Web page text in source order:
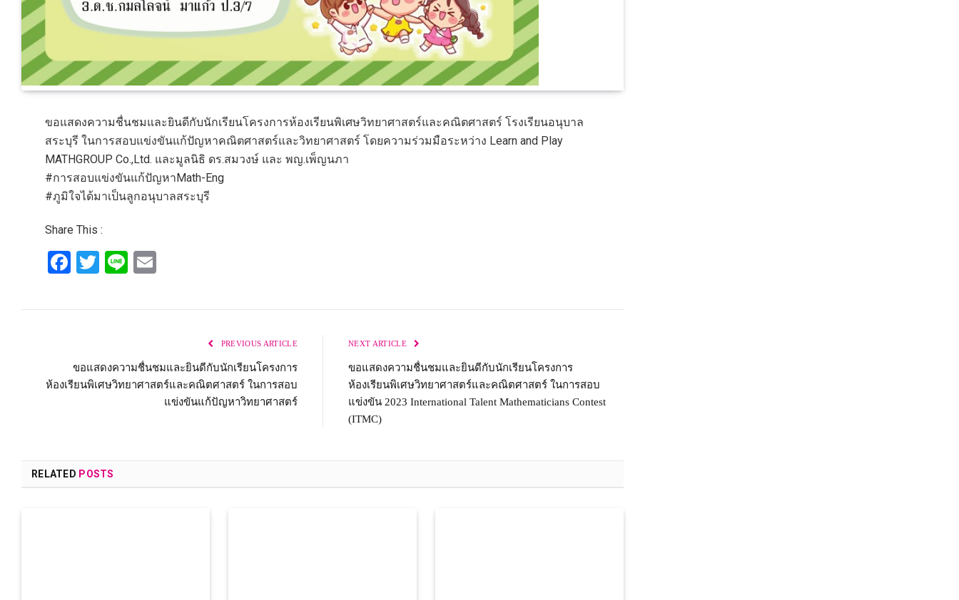
ขอแสดงความชื่นชมและยินดีกับนักเรียนโครงการห้องเรียนพิเศษวิทยาศาสตร์และคณิตศาสตร์ โรงเรียนอนุบาล
สระบุรี ในการสอบแข่งขันแก้ปัญหาคณิตศาสตร์และวิทยาศาสตร์ โดยความร่วมมือระหว่าง Learn and Play
MATHGROUP Co.,Ltd. และมูลนิธิ ดร.สมวงษ์ และ พญ.เพ็ญนภา
#การสอบแข่งขันแก้ปัญหาMath-Eng
#ภูมิใจได้มาเป็นลูกอนุบาลสระบุรี
Share This :
Facebook
Twitter
Line
PREVIOUS ARTICLE
ขอแสดงความชื่นชมและยินดีกับนักเรียนโครงการ
ห้องเรียนพิเศษวิทยาศาสตร์และคณิตศาสตร์ ในการสอบ
แข่งขันแก้ปัญหาวิทยาศาสตร์
NEXT ARTICLE
ขอแสดงความชื่นชมและยินดีกับนักเรียนโครงการ
ห้องเรียนพิเศษวิทยาศาสตร์และคณิตศาสตร์ ในการสอบ
แข่งขัน 2023 International Talent Mathematicians Contest
(ITMC)
RELATED POSTS